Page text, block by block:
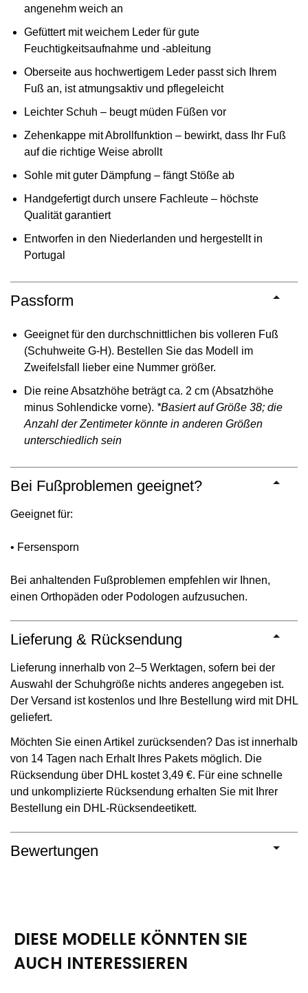
angenehm weich an
Gefüttert mit weichem Leder für gute
Feuchtigkeitsaufnahme und -ableitung
Oberseite aus hochwertigem Leder passt sich Ihrem
Fuß an, ist atmungsaktiv und pflegeleicht
Leichter Schuh – beugt müden Füßen vor
Zehenkappe mit Abrollfunktion – bewirkt, dass Ihr Fuß
auf die richtige Weise abrollt
Sohle mit guter Dämpfung – fängt Stöße ab
Handgefertigt durch unsere Fachleute – höchste
Qualität garantiert
Entworfen in den Niederlanden und hergestellt in
Portugal
Passform
Geeignet für den durchschnittlichen bis volleren Fuß
(Schuhweite G-H). Bestellen Sie das Modell im
Zweifelsfall lieber eine Nummer größer.
Die reine Absatzhöhe beträgt ca. 2 cm (Absatzhöhe
minus Sohlendicke vorne). *Basiert auf Größe 38; die
Anzahl der Zentimeter könnte in anderen Größen
unterschiedlich sein
Bei Fußproblemen geeignet?
Geeignet für:
• Fersensporn
Bei anhaltenden Fußproblemen empfehlen wir Ihnen,
einen Orthopäden oder Podologen aufzusuchen.
Lieferung & Rücksendung
Lieferung innerhalb von 2–5 Werktagen, sofern bei der
Auswahl der Schuhgröße nichts anderes angegeben ist.
Der Versand ist kostenlos und Ihre Bestellung wird mit DHL
geliefert.
Möchten Sie einen Artikel zurücksenden? Das ist innerhalb
von 14 Tagen nach Erhalt Ihres Pakets möglich. Die
Rücksendung über DHL kostet 3,49 €. Für eine schnelle
und unkomplizierte Rücksendung erhalten Sie mit Ihrer
Bestellung ein DHL-Rücksendeetikett.
Bewertungen
DIESE MODELLE KÖNNTEN SIE
AUCH INTERESSIEREN